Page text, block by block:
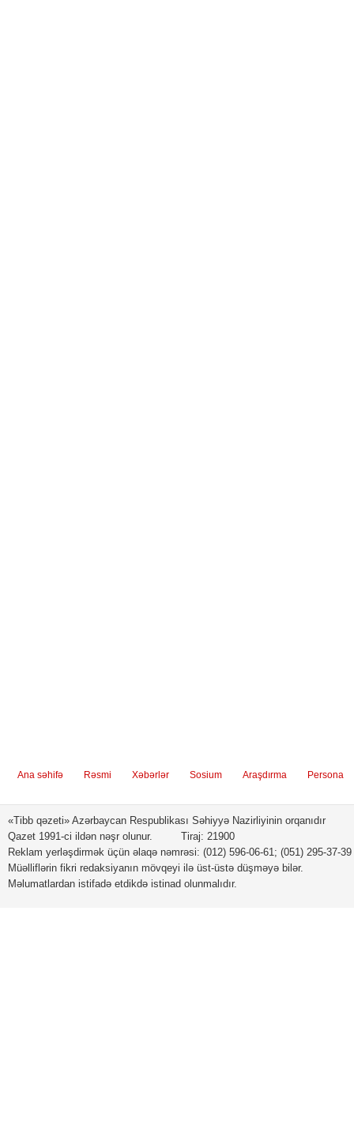
Ana səhifə Rəsmi Xəbərlər Sosium Araşdırma Persona
«Tibb qəzeti» Azərbaycan Respublikası Səhiyyə Nazirliyinin orqanıdır
Qazet 1991-ci ildən nəşr olunur. Tiraj: 21900
Reklam yerləşdirmək üçün əlaqə nəmrəsi: (012) 596-06-61; (051) 295-37-39
Müəlliflərin fikri redaksiyanın mövqeyi ilə üst-üstə düşməyə bilər.
Məlumatlardan istifadə etdikdə istinad olunmalıdır.